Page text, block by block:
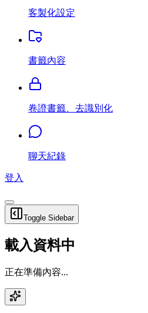
客製化設定
書籤內容
卷證書籤、去識別化
聊天紀錄
登入
Toggle Sidebar
載入資料中
正在準備內容...